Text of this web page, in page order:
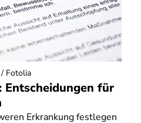
für
Erkrankung festlegen
Fotolia